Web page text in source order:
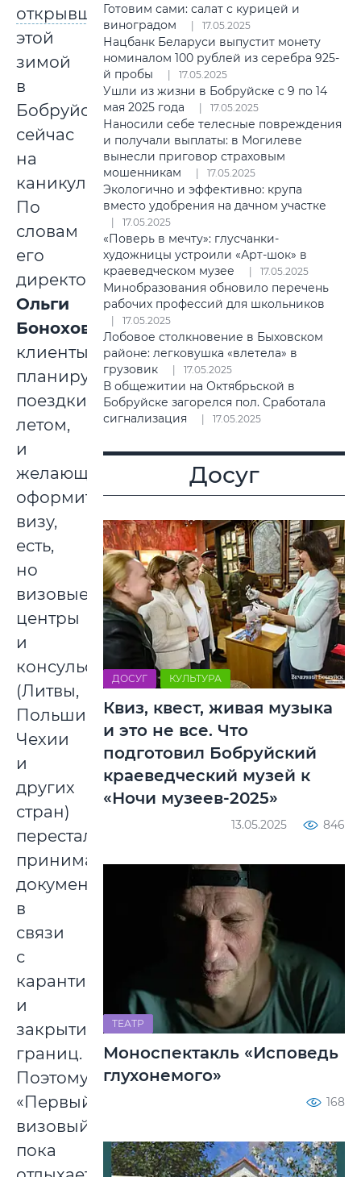
открывшийся
этой
зимой
в
Бобруйске,
сейчас
на
каникулах.
По
словам
его
директора
Ольги
Боноховой,
клиенты,
планирующие
поездки
летом,
и
желающие
оформить
визу,
есть,
но
визовые
центры
и
консульства
(Литвы,
Польши,
Чехии
и
других
стран)
перестали
принимать
документы
в
связи
с
карантином
и
закрытием
границ.
Поэтому
«Первый
визовый»
пока
Готовим сами: салат с курицей и
виноградом
17.05.2025
Нацбанк Беларуси выпустит монету
номиналом 100 рублей из серебра 925-
й пробы
17.05.2025
Ушли из жизни в Бобруйске с 9 по 14
мая 2025 года
17.05.2025
Наносили себе телесные повреждения
и получали выплаты: в Могилеве
вынесли приговор страховым
мошенникам
17.05.2025
Экологично и эффективно: крупа
вместо удобрения на дачном участке
17.05.2025
«Поверь в мечту»: глусчанки-
художницы устроили «Арт-шок» в
краеведческом музее
17.05.2025
Минобразования обновило перечень
рабочих профессий для школьников
17.05.2025
Лобовое столкновение в Быховском
районе: легковушка «влетела» в
грузовик
17.05.2025
В общежитии на Октябрьской в
Бобруйске загорелся пол. Сработала
сигнализация
17.05.2025
Досуг
ДОСУГ КУЛЬТУРА
Квиз, квест, живая музыка
и это не все. Что
подготовил Бобруйский
краеведческий музей к
«Ночи музеев-2025»
13.05.2025 846
ТЕАТР
Моноспектакль «Исповедь
глухонемого»
168